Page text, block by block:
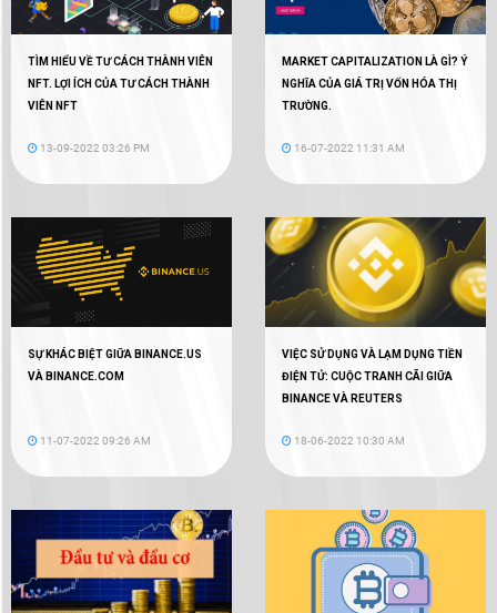
TÌM HIỂU VỀ TƯ CÁCH THÀNH VIÊN
NFT. LỢI ÍCH CỦA TƯ CÁCH THÀNH
VIÊN NFT
13-09-2022 03:26 PM
MARKET CAPITALIZATION LÀ GÌ? Ý
NGHĨA CỦA GIÁ TRỊ VỐN HÓA THỊ
TRƯỜNG.
16-07-2022 11:31 AM
SỰ KHÁC BIỆT GIỮA BINANCE.US
VÀ BINANCE.COM
11-07-2022 09:26 AM
VIỆC SỬ DỤNG VÀ LẠM DỤNG TIỀN
ĐIỆN TỬ: CUỘC TRANH CÃI GIỮA
BINANCE VÀ REUTERS
18-06-2022 10:30 AM